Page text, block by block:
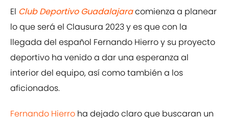
El Club Deportivo Guadalajaracomienza a planear
lo que será el Clausura 2023 y es que con la
llegada del español Fernando Hierro y su proyecto
deportivo ha venido a dar una esperanza al
interior del equipo, así como también a los
aficionados.
Fernando Hierro ha dejado claro que buscaran un